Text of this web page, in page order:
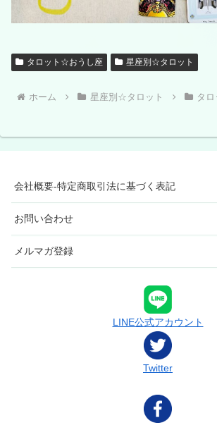
タロット☆おうし座 星座別☆タロット
ホーム 星座別☆タロット タ
会社概要-特定商取引法に基づく表記
お問い合わせ
メルマガ登録
LINE公式アカウント
Twitter